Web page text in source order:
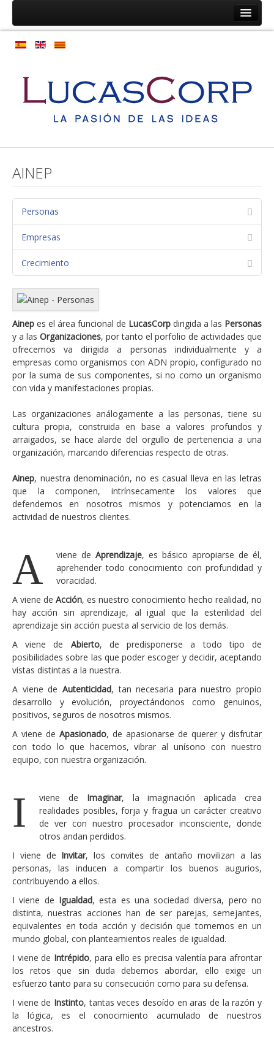
Inicio
Programas de coaching
Programas de orientación profesional
Empresas
Estructura laboral
Normativas
Mapa de procesos
Plan estratégico
Estrategias de operación y mantenimiento
Gestión de la diversidad
Comunidades de práctica. Excelencia en la
formación
Responsabilidad social corporativa
Crecimiento
Equilibrio personal
Identificación de potenciales de desarrollo
Análisis organizacional. Modelo de excelencia
Desarrollo, integración y convergencia de
empresas
Consultoría
Consultoría estratégica en tecnologías de la
información
Ingeniería y transformación de sus procesos
tecnológicos de negocio
Plan estratégico, estrategia y alineamiento TI
Cumplimiento regulatorio en materia de
protección de datos
Gestión de la seguridad de la información
Tecnología
Gestión TI
Seguridad y riesgos
Desarrollo de aplicaciones
Proyectos de asesoramiento
Preparación y elaboración de guías de auditorías
Puesta en valor de los conocimientos corporativos
(descubrir y aprovechar)
Quiénes somos
AINEP
Personas
Empresas
Crecimiento
Ainep es el área funcional de LucasCorp dirigida a las Personas
y a las Organizaciones, por tanto el porfolio de actividades que
ofrecemos va dirigida a personas individualmente y a
empresas como organismos con ADN propio, configurado no
por la suma de sus componentes, si no como un organismo
con vida y manifestaciones propias.
Las organizaciones análogamente a las personas, tiene su
cultura propia, construida en base a valores profundos y
arraigados, se hace alarde del orgullo de pertenencia a una
organización, marcando diferencias respecto de otras.
Ainep, nuestra denominación, no es casual lleva en las letras
que la componen, intrínsecamente los valores que
defendemos en nosotros mismos y potenciamos en la
actividad de nuestros clientes.
A viene de Aprendizaje, es básico apropiarse de él,
aprehender todo conocimiento con profundidad y
voracidad.
A viene de Acción, es nuestro conocimiento hecho realidad, no
hay acción sin aprendizaje, al igual que la esterilidad del
aprendizaje sin acción puesta al servicio de los demás.
A viene de Abierto, de predisponerse a todo tipo de
posibilidades sobre las que poder escoger y decidir, aceptando
vistas distintas a la nuestra.
A viene de Autenticidad, tan necesaria para nuestro propio
desarrollo y evolución, proyectándonos como genuinos,
positivos, seguros de nosotros mismos.
A viene de Apasionado, de apasionarse de querer y disfrutar
con todo lo que hacemos, vibrar al unísono con nuestro
equipo, con nuestra organización.
I viene de Imaginar, la imaginación aplicada crea
realidades posibles, forja y fragua un carácter creativo
de ver con nuestro procesador inconsciente, donde
otros andan perdidos.
I viene de Invitar, los convites de antaño movilizan a las
personas, las inducen a compartir los buenos augurios,
contribuyendo a ellos.
I viene de Igualdad, esta es una sociedad diversa, pero no
distinta, nuestras acciones han de ser parejas, semejantes,
equivalentes en toda acción y decisión que tomemos en un
mundo global, con planteamientos reales de igualdad.
I viene de Intrépido, para ello es precisa valentía para afrontar
los retos que sin duda debemos abordar, ello exige un
esfuerzo tanto para su consecución como para su defensa.
I viene de Instinto, tantas veces desoído en aras de la razón y
la lógica, es el conocimiento acumulado de nuestros
ancestros.